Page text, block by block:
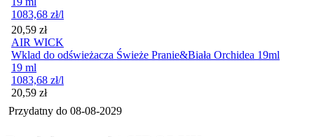
1083,68 zł/l
Cena
20,59 zł
AIR WICK
Wklad do odświeżacza Świeże Pranie&Biała Orchidea 19ml
19 ml
1083,68 zł/l
Cena
20,59 zł
Przydatny do 08-08-2029